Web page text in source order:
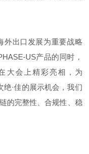
外出口发展为重要战略
US产品的同时，
大会上精彩亮相，为
绝·佳的展示机会，我们
的完整性、合规性、稳